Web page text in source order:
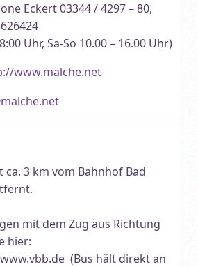
Eckert 03344 / 4297 – 80,
Uhr, Sa-So 10.00 – 16.00 Uhr)
www.malche.net
ca. 3 km vom Bahnhof Bad
mit dem Zug aus Richtung
hier:
(Bus hält direkt an